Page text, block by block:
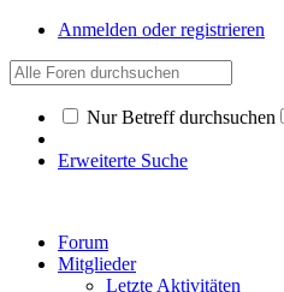
Anmelden oder registrieren
Nur Betreff durchsuchen
Erweiterte Suche
Forum
Mitglieder
Letzte Aktivitäten